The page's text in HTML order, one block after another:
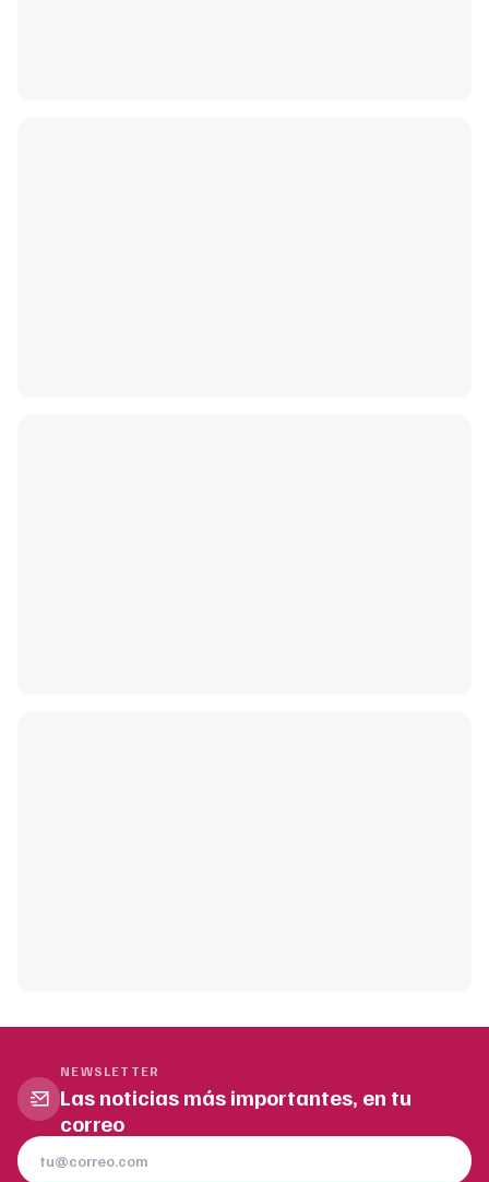
NEWSLETTER
Las noticias más importantes, en tu
correo